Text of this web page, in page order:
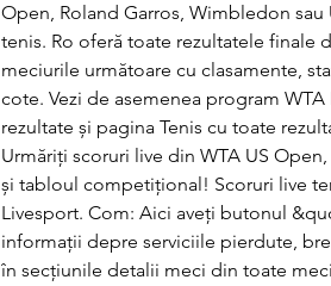
Open, Roland Garros, Wimbledon
tenis. Ro oferă toate rezultatele finale
meciurile următoare cu clasamente,
cote. Vezi de asemenea program
rezultate și pagina Tenis cu toate
Urmăriți scoruri live din WTA US
și tabloul competițional! Scoruri live
Livesport. Com: Aici aveți butonul
informații depre serviciile pierdute,
în secțiunile detalii meci din toate